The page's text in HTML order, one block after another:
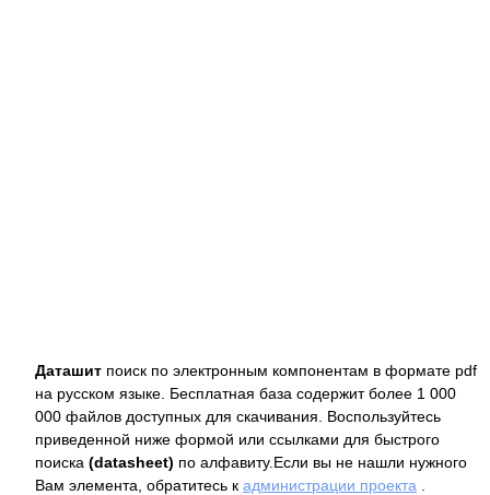
Даташит поиск по электронным компонентам в формате pdf
на русском языке. Бесплатная база содержит более 1 000
000 файлов доступных для скачивания. Воспользуйтесь
приведенной ниже формой или ссылками для быстрого
поиска (datasheet) по алфавиту.Если вы не нашли нужного
Вам элемента, обратитесь к администрации проекта